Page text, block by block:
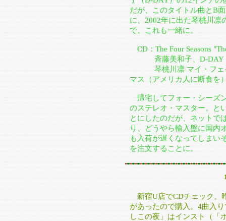
だが、このタイトル曲とB
に、2002年に出た琴桃川凛
で、これも一緒に。
CD：The Four Seasons
斉藤美和子、D-DAY
琴桃川凛 マイ・フェイ
マス（アメリカ人に断食を
帰宅してフォー・シーズ
のステレオ・マスター。と
とにしたのだが、ネットで
り、どうやら輸入盤に国内
も入荷が遅くなってしまい
を注文することに。
新宿U店でCDチェック。
があったので購入。4曲入
しこの夜」はインスト（「